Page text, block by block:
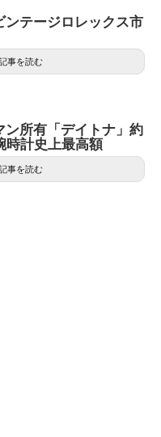
ンテージロレックス市
事を読む
ン所有「デイトナ」約
時計史上最高額
事を読む